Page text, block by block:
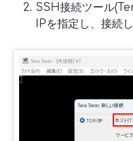
SSH接続ツール
IPを指定し、接続し